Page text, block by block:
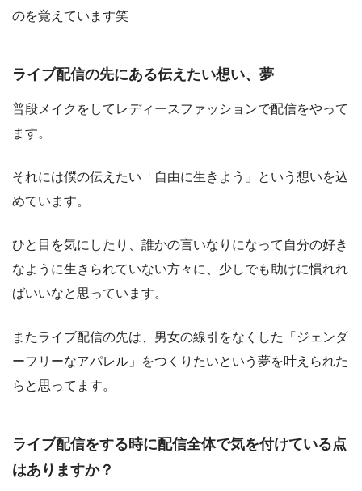
のを覚えています笑
ライブ配信の先にある伝えたい想い、夢
普段メイクをしてレディースファッションで配信をやって
ます。
それには僕の伝えたい「自由に生きよう」という想いを込
めています。
ひと目を気にしたり、誰かの言いなりになって自分の好き
なように生きられていない方々に、少しでも助けに慣れれ
ばいいなと思っています。
またライブ配信の先は、男女の線引をなくした「ジェンダ
ーフリーなアパレル」をつくりたいという夢を叶えられた
らと思ってます。
ライブ配信をする時に配信全体で気を付けている点
はありますか？